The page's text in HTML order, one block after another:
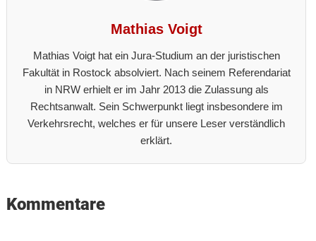
Mathias Voigt
Mathias Voigt hat ein Jura-Studium an der juristischen
Fakultät in Rostock absolviert. Nach seinem Referendariat
in NRW erhielt er im Jahr 2013 die Zulassung als
Rechtsanwalt. Sein Schwerpunkt liegt insbesondere im
Verkehrsrecht, welches er für unsere Leser verständlich
erklärt.
Reader
Kommentare